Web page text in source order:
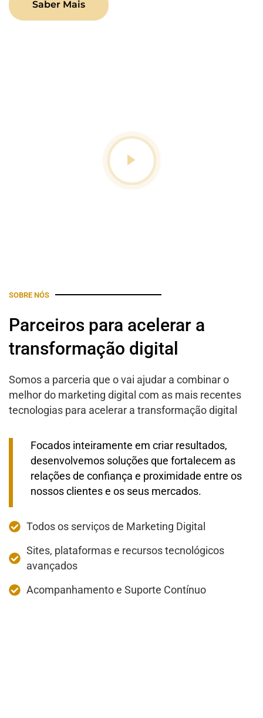
Saber Mais
SOBRE NÓS
Parceiros para acelerar a
transformação digital
Somos a parceria que o vai ajudar a combinar o
melhor do marketing digital com as mais recentes
tecnologias para acelerar a transformação digital
Focados inteiramente em criar resultados,
desenvolvemos soluções que fortalecem as
relações de confiança e proximidade entre os
nossos clientes e os seus mercados.
Todos os serviços de Marketing Digital
Sites, plataformas e recursos tecnológicos
avançados
Acompanhamento e Suporte Contínuo